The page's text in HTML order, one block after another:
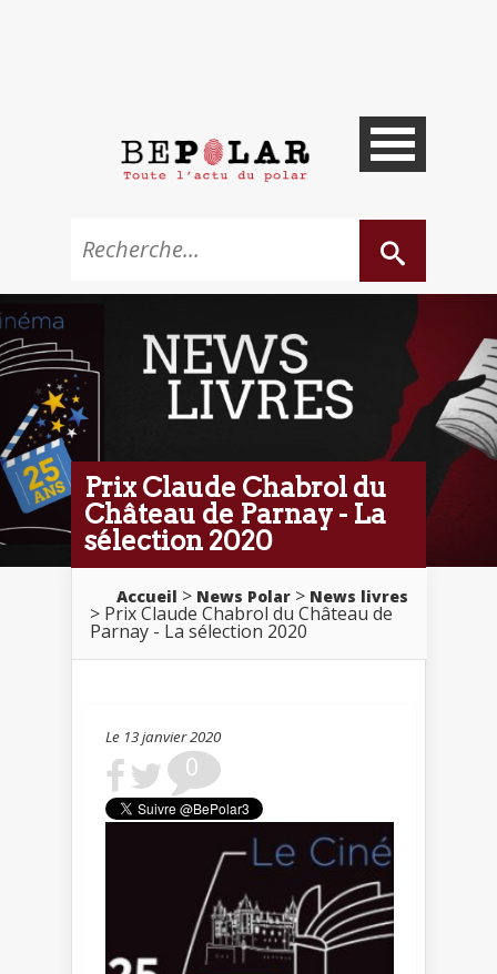
Prix Claude Chabrol du
Château de Parnay - La
sélection 2020
Accueil > News Polar > News livres
> Prix Claude Chabrol du Château de
Parnay - La sélection 2020
Le 13 janvier 2020
0